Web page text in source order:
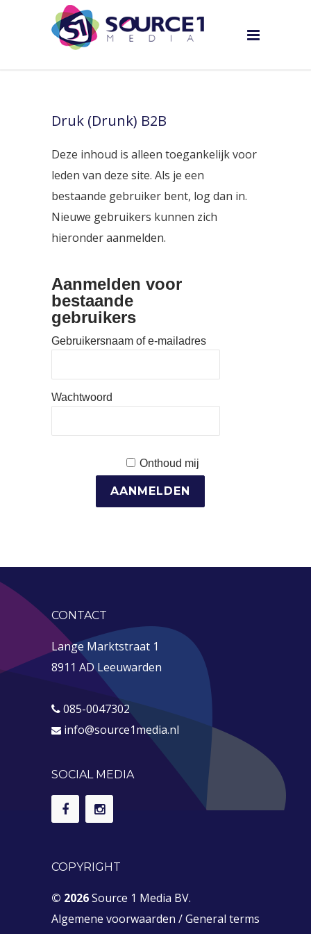
Druk (Drunk) B2B
Deze inhoud is alleen toegankelijk voor
leden van deze site. Als je een
bestaande gebruiker bent, log dan in.
Nieuwe gebruikers kunnen zich
hieronder aanmelden.
Aanmelden voor
bestaande
gebruikers
Gebruikersnaam of e-mailadres
Wachtwoord
Onthoud mij
CONTACT
Lange Marktstraat 1
8911 AD Leeuwarden
085-0047302
info@source1media.nl
SOCIAL MEDIA
COPYRIGHT
© 2026Source 1 Media BV.
Algemene voorwaarden /General terms